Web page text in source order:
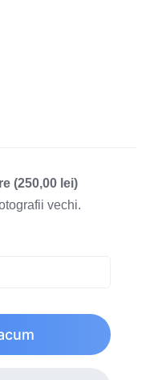
(250,00 lei)
vechi.